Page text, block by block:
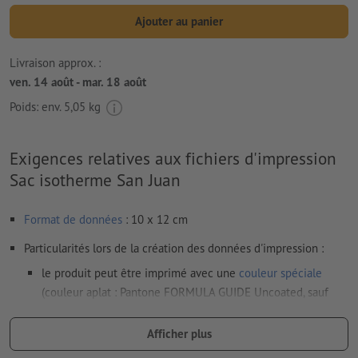
Ajouter au panier
Livraison approx. :
ven. 14 août - mar. 18 août
Poids: env. 5,05 kg
Exigences relatives aux fichiers d'impression
Sac isotherme San Juan
Format de données : 10 x 12 cm
Particularités lors de la création des données d'impression :
le produit peut être imprimé avec une couleur spéciale
(couleur aplat : Pantone FORMULA GUIDE Uncoated, sauf
couleur blanche, le support peut transparaître une
Afficher plus